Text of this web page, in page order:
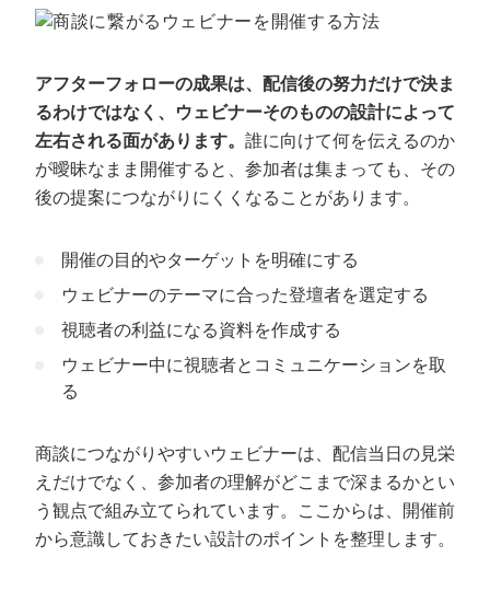
アフターフォローの成果は、配信後の努力だけで決ま
るわけではなく、ウェビナーそのものの設計によって
左右される面があります。 誰に向けて何を伝えるのか
が曖昧なまま開催すると、参加者は集まっても、その
後の提案につながりにくくなることがあります。
開催の目的やターゲットを明確にする
ウェビナーのテーマに合った登壇者を選定する
視聴者の利益になる資料を作成する
ウェビナー中に視聴者とコミュニケーションを取
る
商談につながりやすいウェビナーは、配信当日の見栄
えだけでなく、参加者の理解がどこまで深まるかとい
う観点で組み立てられています。ここからは、開催前
から意識しておきたい設計のポイントを整理します。